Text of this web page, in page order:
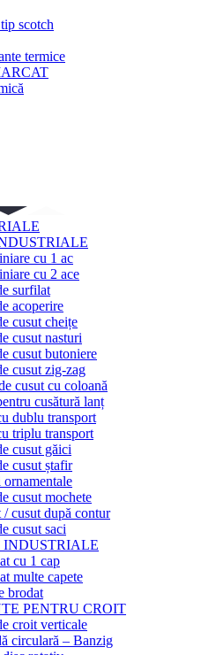
scotch
termice
cu 1 ac
cu 2 ace
surfilat
acoperire
cusut cheițe
cusut nasturi
cusut butoniere
cusut zig-zag
cusut cu coloană
cusătură lanț
dublu transport
triplu transport
cusut găici
cusut ștafir
ornamentale
cusut mochete
/ cusut după contur
cusut saci
INDUSTRIALE
cu 1 cap
multe capete
brodat
PENTRU CROIT
croit verticale
circulară – Banzig